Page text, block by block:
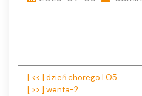
Nawigacja
[ << ] dzień chorego LO5
[ >> ] wenta-2